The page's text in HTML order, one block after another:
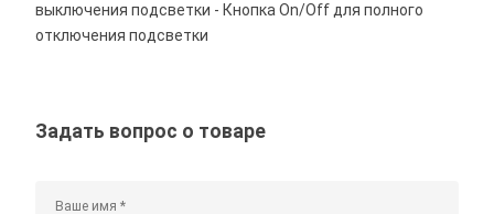
выключения подсветки - Кнопка On/Off для полного
отключения подсветки
Задать вопрос о товаре